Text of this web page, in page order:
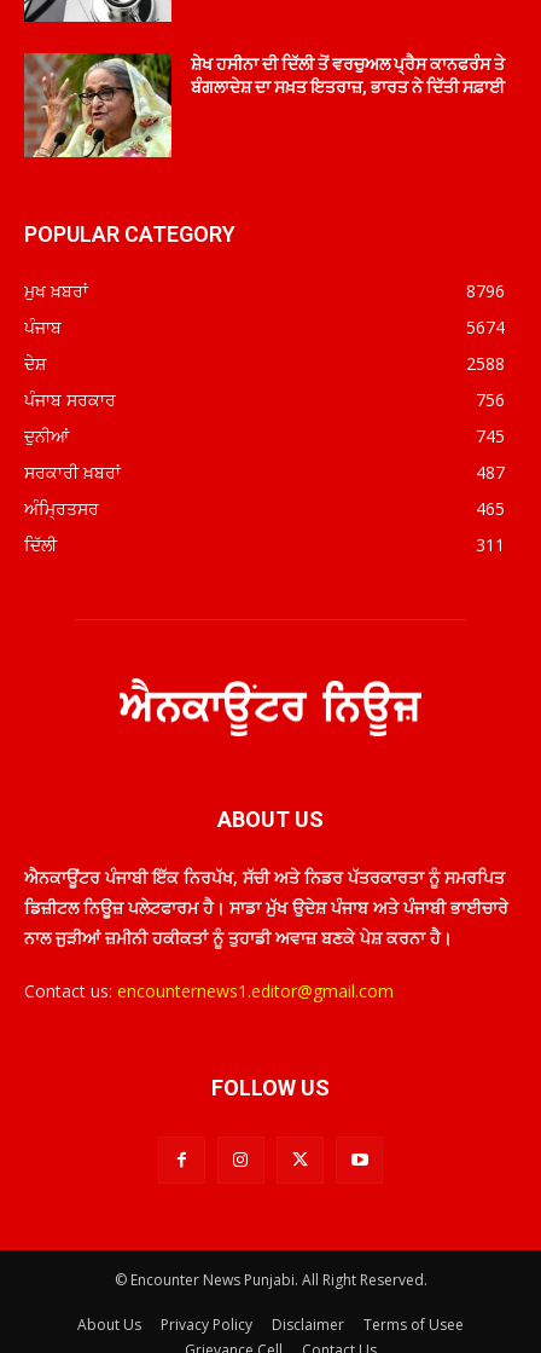
ਸ਼ੇਖ ਹਸੀਨਾ ਦੀ ਦਿੱਲੀ ਤੋਂ ਵਰਚੁਅਲ ਪ੍ਰੈਸ ਕਾਨਫਰੰਸ ਤੇ
ਬੰਗਲਾਦੇਸ਼ ਦਾ ਸਖ਼ਤ ਇਤਰਾਜ਼, ਭਾਰਤ ਨੇ ਦਿੱਤੀ ਸਫ਼ਾਈ
POPULAR CATEGORY
ਮੁਖ ਖ਼ਬਰਾਂ
8796
ਪੰਜਾਬ
5674
ਦੇਸ਼
2588
ਪੰਜਾਬ ਸਰਕਾਰ
756
ਦੁਨੀਆਂ
745
ਸਰਕਾਰੀ ਖ਼ਬਰਾਂ
487
ਅੰਮ੍ਰਿਤਸਰ
465
ਦਿੱਲੀ
311
ABOUT US
ਐਨਕਾਊਂਟਰ ਪੰਜਾਬੀ ਇੱਕ ਨਿਰਪੱਖ, ਸੱਚੀ ਅਤੇ ਨਿਡਰ ਪੱਤਰਕਾਰਤਾ ਨੂੰ ਸਮਰਪਿਤ
ਡਿਜ਼ੀਟਲ ਨਿਊਜ਼ ਪਲੇਟਫਾਰਮ ਹੈ। ਸਾਡਾ ਮੁੱਖ ਉਦੇਸ਼ ਪੰਜਾਬ ਅਤੇ ਪੰਜਾਬੀ ਭਾਈਚਾਰੇ
ਨਾਲ ਜੁੜੀਆਂ ਜ਼ਮੀਨੀ ਹਕੀਕਤਾਂ ਨੂੰ ਤੁਹਾਡੀ ਅਵਾਜ਼ ਬਣਕੇ ਪੇਸ਼ ਕਰਨਾ ਹੈ।
Contact us: encounternews1.editor@gmail.com
FOLLOW US
© Encounter News Punjabi. All Right Reserved.
About Us Privacy Policy Disclaimer
Terms of Usee